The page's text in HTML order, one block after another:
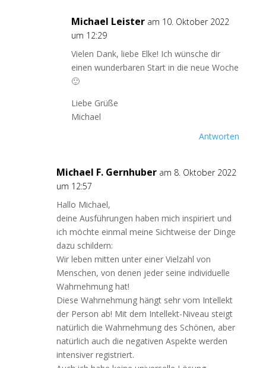
Michael Leister am 10. Oktober 2022
um 12:29
Vielen Dank, liebe Elke! Ich wünsche dir
einen wunderbaren Start in die neue Woche
🙂
Liebe Grüße
Michael
Antworten
Michael F. Gernhuber am 8. Oktober 2022
um 12:57
Hallo Michael,
deine Ausführungen haben mich inspiriert und
ich möchte einmal meine Sichtweise der Dinge
dazu schildern:
Wir leben mitten unter einer Vielzahl von
Menschen, von denen jeder seine individuelle
Wahrnehmung hat!
Diese Wahrnehmung hängt sehr vom Intellekt
der Person ab! Mit dem Intellekt-Niveau steigt
natürlich die Wahrnehmung des Schönen, aber
natürlich auch die negativen Aspekte werden
intensiver registriert.